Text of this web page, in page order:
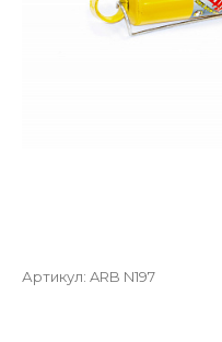
Артикул: ARB N197